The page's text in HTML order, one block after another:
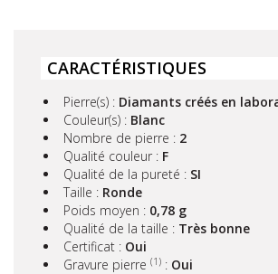
CARACTÉRISTIQUES
Pierre(s) : Diamants créés en
Couleur(s) : Blanc
Nombre de pierre : 2
Qualité couleur : F
Qualité de la pureté : SI
Taille : Ronde
Poids moyen : 0,78 g
Qualité de la taille : Très bonne
Certificat : Oui
Gravure pierre (1) : Oui